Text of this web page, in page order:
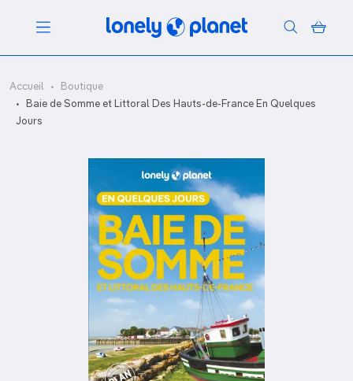
Menu
Accueil
Boutique
Baie de Somme et Littoral Des Hauts-de-France En Quelques
Jours